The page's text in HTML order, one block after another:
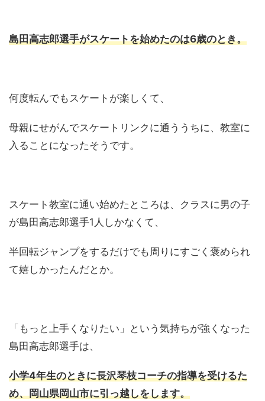
島田高志郎選手がスケートを始めたのは6歳のとき。
何度転んでもスケートが楽しくて、
母親にせがんでスケートリンクに通ううちに、教室に
入ることになったそうです。
スケート教室に通い始めたところは、クラスに男の子
が島田高志郎選手1人しかなくて、
半回転ジャンプをするだけでも周りにすごく褒められ
て嬉しかったんだとか。
「もっと上手くなりたい」という気持ちが強くなった
島田高志郎選手は、
小学4年生のときに長沢琴枝コーチの指導を受けるた
め、岡山県岡山市に引っ越しをします。